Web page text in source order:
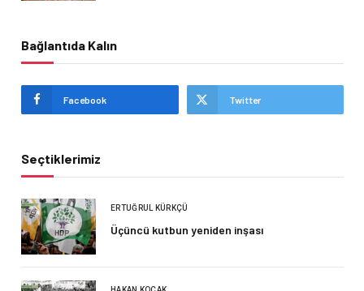
Bağlantıda Kalın
Facebook Twitter
Seçtiklerimiz
ERTUĞRUL KÜRKÇÜ
Üçüncü kutbun yeniden inşası